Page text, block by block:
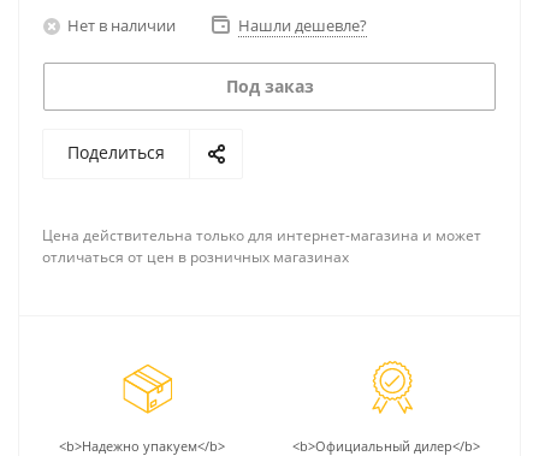
Нет в наличии Нашли дешевле?
Под заказ
Поделиться
Цена действительна только для интернет-магазина и может
отличаться от цен в розничных магазинах
<b>Надежно упакуем</b> <b>Официальный дилер</b>